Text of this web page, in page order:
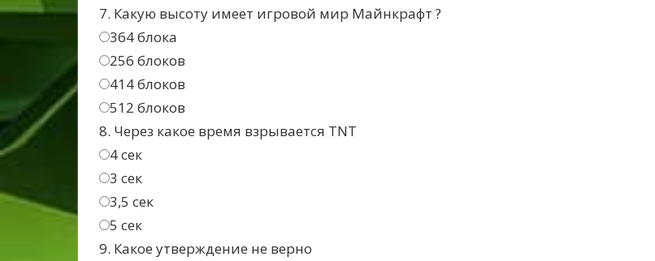
7. Какую высоту имеет игровой мир Майнкрафт ?
364 блока
256 блоков
414 блоков
512 блоков
8. Через какое время взрывается TNT
4 сек
3 сек
3,5 сек
5 сек
9. Какое утверждение не верно